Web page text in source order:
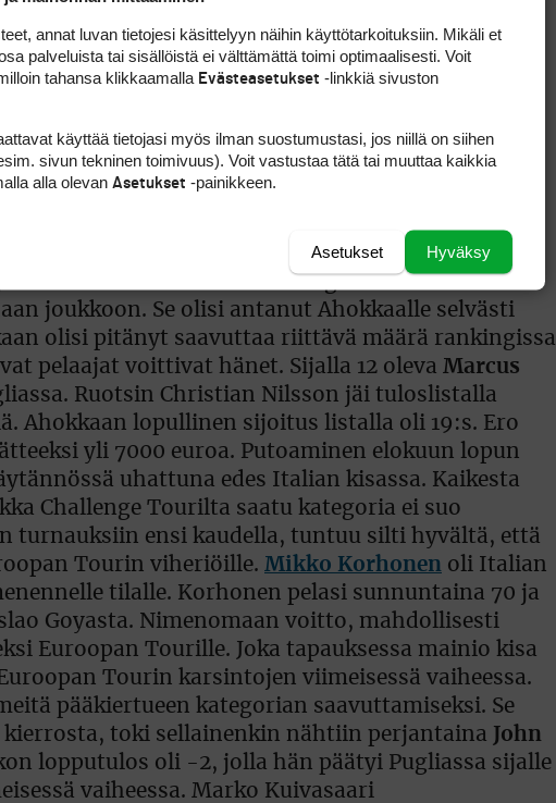
pelasi lauantaina 70 ja ylsi Grand
ennen Italian kisaa rankingissa 16:ntena ollut
joukkoon. Se olisi antanut Ahokkaalle selvästi
olisi pitänyt saavuttaa riittävä määrä rankingissa
pelaajat voittivat hänet. Sijalla 12 oleva Marcus
Ruotsin Christian Nilsson jäi tuloslistalla
Ahokkaan lopullinen sijoitus listalla oli 19:s. Ero
yli 7000 euroa. Putoaminen elokuun lopun
uhattuna edes Italian kisassa. Kaikesta
Challenge Tourilta saatu kategoria ei suo
turnauksiin ensi kaudella, tuntuu silti hyvältä, että
Tourin viheriöille. Mikko Korhonen oli Italian
tilalle. Korhonen pelasi sunnuntaina 70 ja
Goyasta. Nimenomaan voitto, mahdollisesti
Euroopan Tourille. Joka tapauksessa mainio kisa
Tourin karsintojen viimeisessä vaiheessa.
pääkiertueen kategorian saavuttamiseksi. Se
toki sellainenkin nähtiin perjantaina
John
lopputulos oli -2, jolla hän päätyi Pugliassa sijalle
vaiheessa. Marko Kuivasaari
annat luvan tietojesi käsittelyyn näihin käyttötarkoituksiin. Mikäli et
palveluista tai sisällöistä ei välttämättä toimi optimaalisesti. Voit
tahansa klikkaamalla Evästeasetukset -linkkiä sivuston
käyttää tietojasi myös ilman suostumustasi, jos niillä on siihen
sivun tekninen toimivuus). Voit vastustaa tätä tai muuttaa kaikkia
alla olevan Asetukset -painikkeen.
Hyväksy
Asetukset